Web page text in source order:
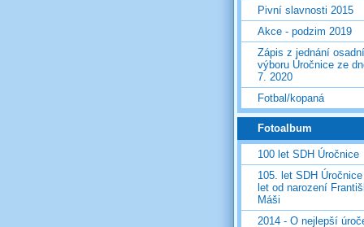
Pivní slavnosti 2015
Akce - podzim 2019
Zápis z jednání
výboru Úročnice ze
7. 2020
Fotbal/kopaná
Fotoalbum
100 let SDH Úročnice
105. let SDH Úročnice
let od narození
Máši
2014 - O nejlepší